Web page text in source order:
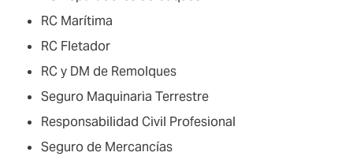
RC Marítima
RC Fletador
RC y DM de Remolques
Seguro Maquinaria Terrestre
Responsabilidad Civil Profesional
Seguro de Mercancías